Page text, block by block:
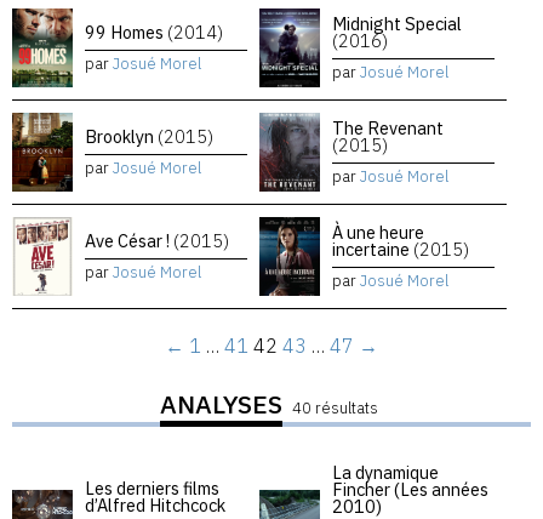
99 Homes (2014)
parJosué Morel
Midnight Special
(2016)
parJosué Morel
Brooklyn (2015)
parJosué Morel
The Revenant
(2015)
parJosué Morel
Ave César ! (2015)
parJosué Morel
À une heure
incertaine (2015)
parJosué Morel
← 1 … 41 42 43 … 47 →
ANALYSES 40 résultats
Les derniers films
d’Alfred Hitchcock
La dynamique
Fincher (Les années
2010)